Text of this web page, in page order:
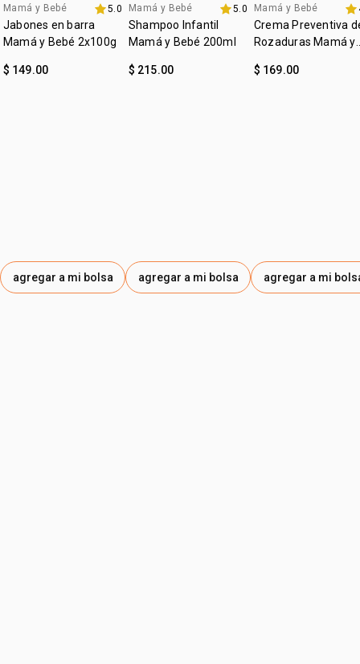
Favoritos
Mamá y Bebé 5.0
Jabones en barra
Mamá y Bebé 2x100g
$ 149.00
agregar a mi bolsa
Mamá y Bebé 5.0
Shampoo Infantil
Mamá y Bebé 200ml
$ 215.00
agregar a mi bolsa
Favoritos
Mamá y Bebé
Crema Preventiva
Rozaduras Mamá y
$ 169.00
agregar a mi